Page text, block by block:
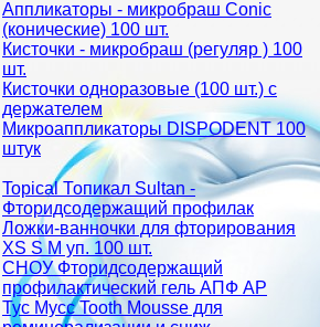
Аппликаторы - микробраш Conic
(конические) 100 шт.
Кисточки - микробраш (регуляр ) 100
шт.
Кисточки одноразовые (100 шт.) с
держателем
Микроаппликаторы DISPODENT 100
штук
Topical Топикал Sultan -
Фторидсодержащий профилак
Ложки-ванночки для фторирования
XS S М уп. 100 шт.
СНОУ Фторидсодержащий
профилактический гель АПФ AP
Тус Мусс Tooth Mousse для